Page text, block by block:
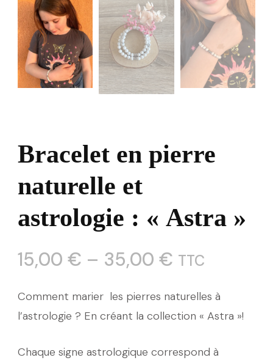
Bracelet en pierre
naturelle et
astrologie : « Astra »
15,00 € – 35,00 € TTC
Comment marier les pierres naturelles à
l’astrologie ? En créant la collection « Astra »!
Chaque signe astrologique correspond à